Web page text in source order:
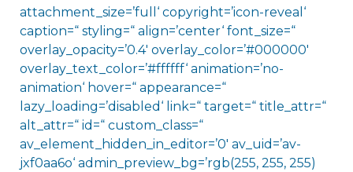
attachment_size=’full‘ copyright=’icon-reveal‘
caption=“ styling=“ align=’center‘ font_size=“
overlay_opacity=’0.4′ overlay_color=’#000000′
overlay_text_color=’#ffffff‘ animation=’no-
animation‘ hover=“ appearance=“
lazy_loading=’disabled‘ link=“ target=“ title_attr=“
alt_attr=“ id=“ custom_class=“
av_element_hidden_in_editor=’0′ av_uid=’av-
jxf0aa6o‘ admin_preview_bg=’rgb(255, 255, 255)